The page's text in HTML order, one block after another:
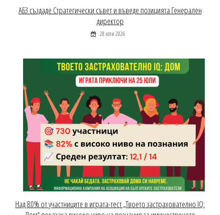
АБЗ създаде Стратегически съвет и въведе позицията Генерален
директор
28 юли 2026
Над 80% от участниците в играта-тест „Твоето застрахователно IQ: